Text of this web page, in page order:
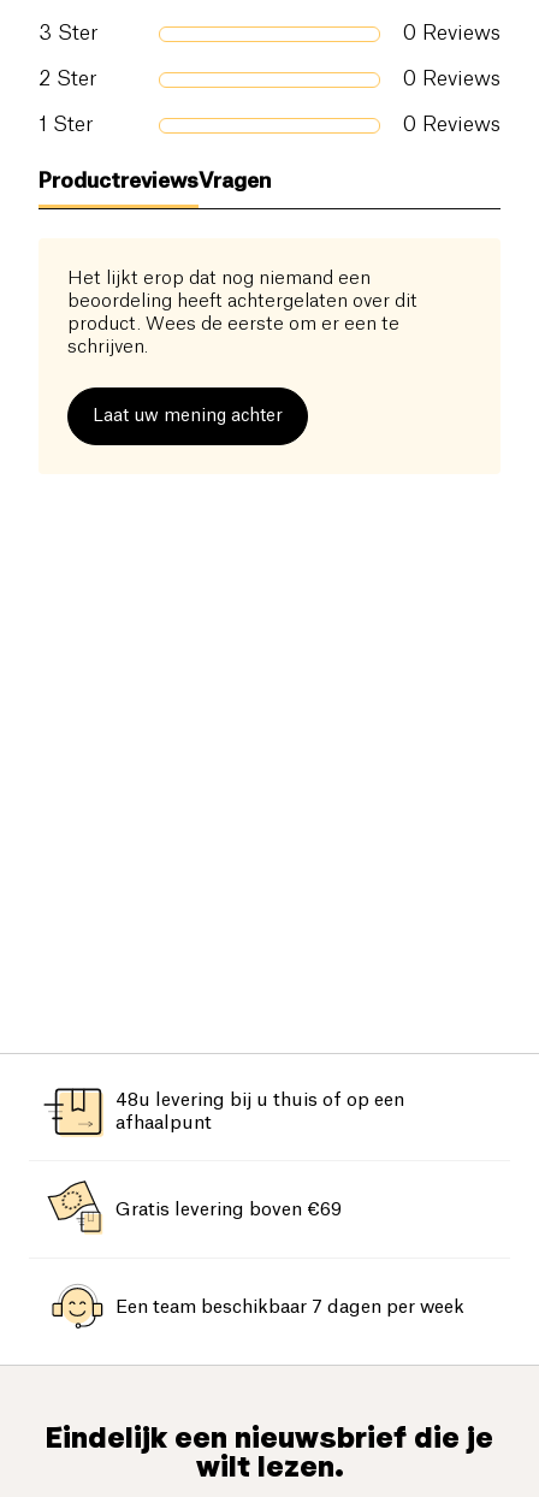
3 Ster 0 Reviews
2 Ster 0 Reviews
1 Ster 0 Reviews
ProductreviewsVragen
Het lijkt erop dat nog niemand een
beoordeling heeft achtergelaten over dit
product. Wees de eerste om er een te
schrijven.
Laat uw mening achter
48u levering bij u thuis of op een
afhaalpunt
Gratis levering boven €69
Een team beschikbaar 7 dagen per week
Eindelijk een nieuwsbrief die je
wilt lezen.